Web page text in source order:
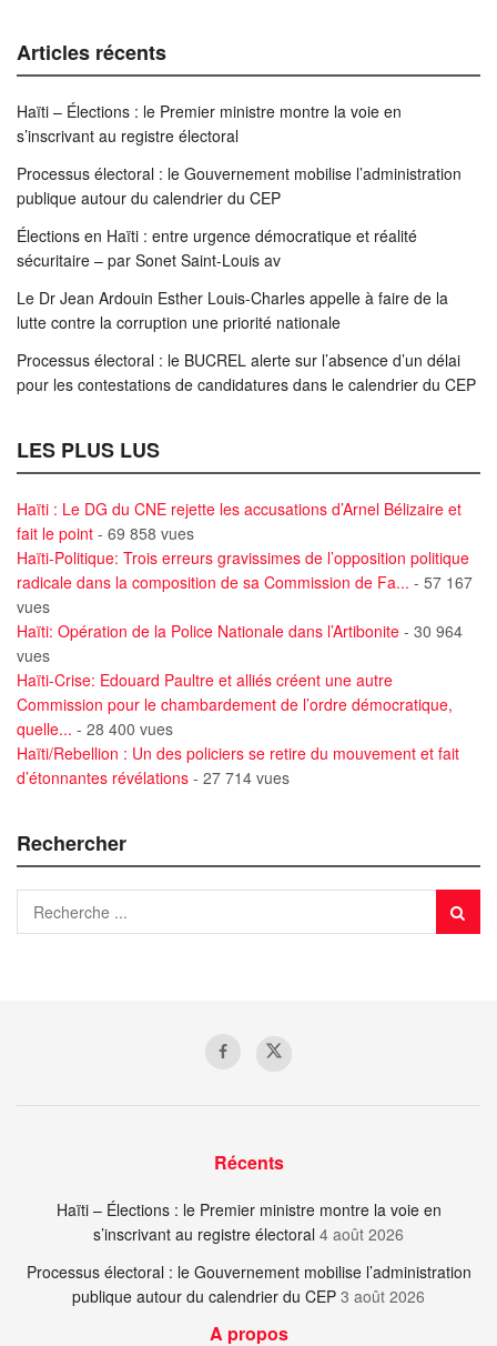
Articles récents
Haïti – Élections : le Premier ministre montre la voie en
s’inscrivant au registre électoral
Processus électoral : le Gouvernement mobilise l’administration
publique autour du calendrier du CEP
Élections en Haïti : entre urgence démocratique et réalité
sécuritaire – par Sonet Saint-Louis av
Le Dr Jean Ardouin Esther Louis-Charles appelle à faire de la
lutte contre la corruption une priorité nationale
Processus électoral : le BUCREL alerte sur l’absence d’un délai
pour les contestations de candidatures dans le calendrier du CEP
LES PLUS LUS
Haïti : Le DG du CNE rejette les accusations d’Arnel Bélizaire et
fait le point - 69 858 vues
Haïti-Politique: Trois erreurs gravissimes de l’opposition politique
radicale dans la composition de sa Commission de Fa... - 57 167
vues
Haïti: Opération de la Police Nationale dans l’Artibonite - 30 964
vues
Haïti-Crise: Edouard Paultre et alliés créent une autre
Commission pour le chambardement de l’ordre démocratique,
quelle... - 28 400 vues
Haïti/Rebellion : Un des policiers se retire du mouvement et fait
d’étonnantes révélations - 27 714 vues
Rechercher
Récents
Haïti – Élections : le Premier ministre montre la voie en
s’inscrivant au registre électoral 4 août 2026
Processus électoral : le Gouvernement mobilise l’administration
publique autour du calendrier du CEP 3 août 2026
A propos